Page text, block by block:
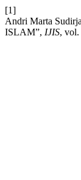
[1]
Andri Marta
ISLAM”, IJIS, vol.